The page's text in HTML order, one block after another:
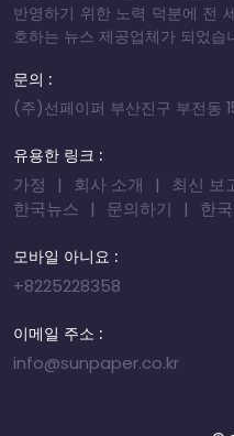
반영하기 위한 노력 덕분에 전
호하는 뉴스 제공업체가 되었습
문의 :
(주)선페이퍼 부산진구 부전동
유용한 링크 :
가정 회사 소개 최신 보
한국뉴스
문의하기 한
모바일 아니요 :
+8225228358
이메일 주소 :
info@sunpaper.co.kr